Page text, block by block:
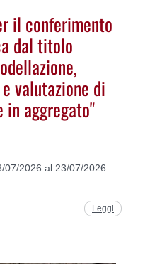
il conferimento
dal titolo
valutazione di
aggregato"
07/2026 al 23/07/2026
Leggi